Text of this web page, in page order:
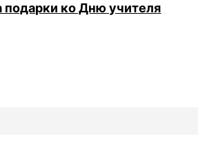
подарки ко Дню учителя